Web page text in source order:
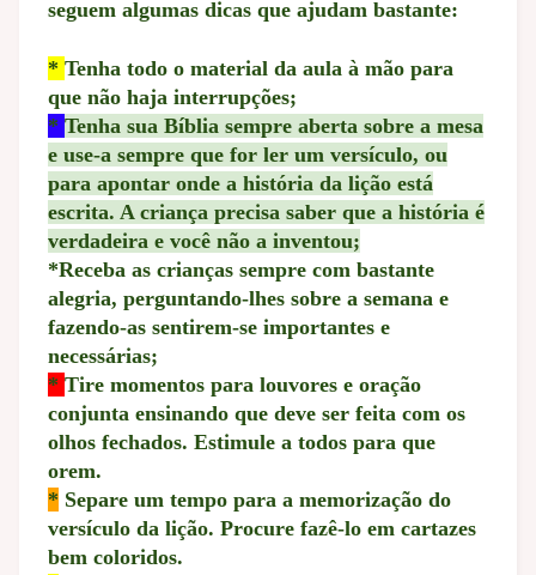
seguem algumas dicas que ajudam bastante:
* Tenha todo o material da aula à mão para
que não haja interrupções;
* Tenha sua Bíblia sempre aberta sobre a mesa
e use-a sempre que for ler um versículo, ou
para apontar onde a história da lição está
escrita. A criança precisa saber que a história é
verdadeira e você não a inventou;
*Receba as crianças sempre com bastante
alegria, perguntando-lhes sobre a semana e
fazendo-as sentirem-se importantes e
necessárias;
* Tire momentos para louvores e oração
conjunta ensinando que deve ser feita com os
olhos fechados. Estimule a todos para que
orem.
* Separe um tempo para a memorização do
versículo da lição. Procure fazê-lo em cartazes
bem coloridos.